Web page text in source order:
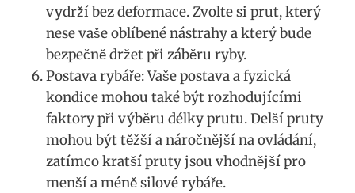
vydrží bez ​deformace. ⁢Zvolte si prut, který
nese ⁣vaše ​oblíbené nástrahy a který ​bude
⁤bezpečně držet⁢ při záběru⁢ ryby.
Postava rybáře: Vaše‍ postava a fyzická
⁣kondice mohou také být ​rozhodujícími
faktory při⁣ výběru délky⁤ prutu. ‍Delší pruty
mohou být těžší⁣ a náročnější ‍na ovládání,
zatímco kratší pruty ⁤jsou vhodnější pro
menší a méně silové rybáře.